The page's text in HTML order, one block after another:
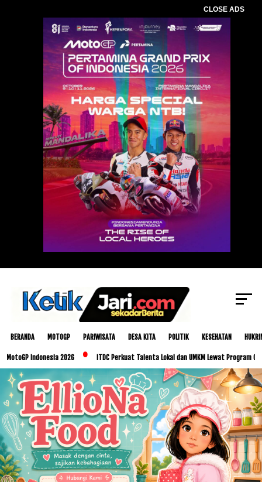
CLOSE ADS
BERANDA MOTOGP PARIWISATA DESA KITA POLITIK KESEHATAN
Indonesia 2026 ITDC Perkuat Talenta Lokal dan UMKM Lewat Program Glorious